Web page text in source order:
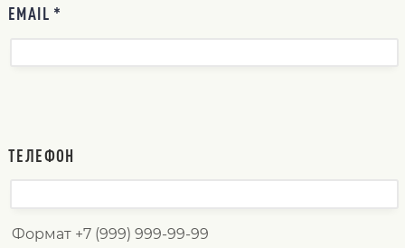
EMAIL *
ТЕЛЕФОН
Формат +7 (999) 999-99-99